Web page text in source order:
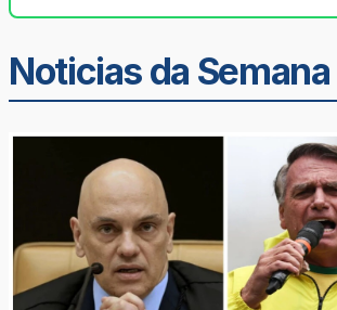
Noticias da Semana